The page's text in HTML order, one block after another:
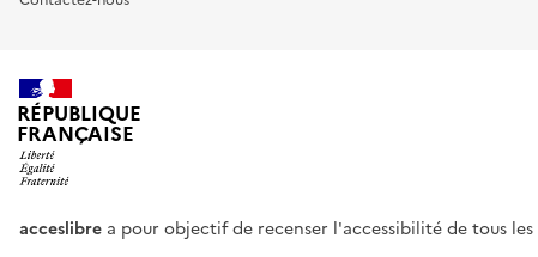
RÉPUBLIQUE
FRANÇAISE
acceslibre a pour objectif de recenser l'accessibilité de tous